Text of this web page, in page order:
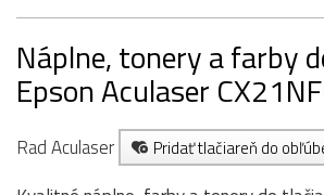
Náplne, tonery a farby
Epson Aculaser
Rad Aculaser Pridať tlačiareň do